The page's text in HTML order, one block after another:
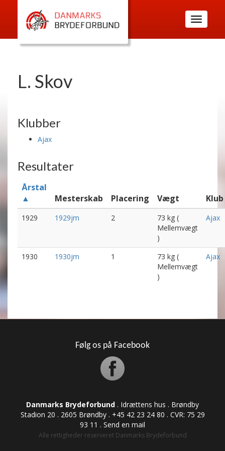
Toggle
navigation
L. Skov
Klubber
Ajax
Resultater
Årstal
▲
Mesterskab Placering Vægt Klub
1929 1929jm 2
73 kg (
Mellemvægt
)
Ajax
1930 1930jm 1
73 kg (
Mellemvægt
)
Ajax
Følg os på Facebook
Danmarks Brydeforbund . Idrættens hus . Brøndby
Stadion 20 . 2605 Brøndby . +45 42 23 24 80 . CVR: ​​​​​​75 29
93 11 . Send en mail
Alle rettigheder reserveret Danmarks Brydeforbund